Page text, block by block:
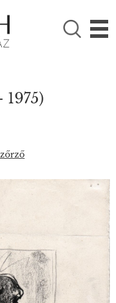

1975)